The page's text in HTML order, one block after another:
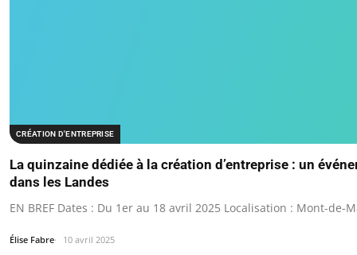
CRÉATION D'ENTREPRISE
La quinzaine dédiée à la création d’entreprise : un
dans les Landes
EN BREF Dates : Du 1er au 18 avril 2025 Localisation : Mont-de-
Élise Fabre 10 avril 2025